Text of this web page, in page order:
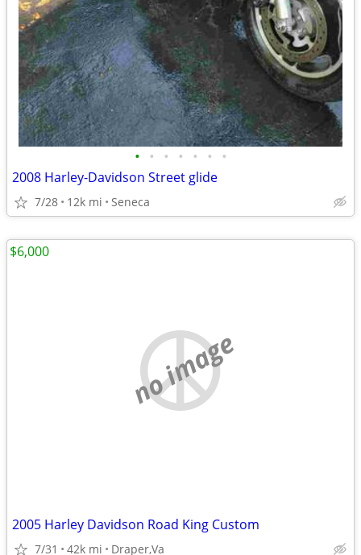
• • • • • • •
2008 Harley-Davidson Street glide
7/28 12k mi Seneca
no image
2005 Harley Davidson Road King Custom
7/31 42k mi Draper,Va
$6,000